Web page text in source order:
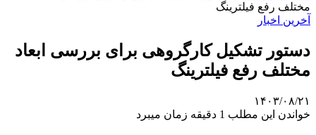
مختلف رفع فیلترینگ
آخرین اخبار
دستور تشکیل کارگروهی برای بررسی ابعاد
مختلف رفع فیلترینگ
۱۴۰۳/۰۸/۲۱
خواندن این مطلب 1 دقیقه زمان میبرد